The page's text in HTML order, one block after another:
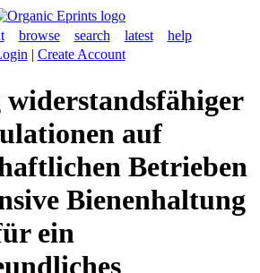
browse search latest
help
| Create Account
auf
Betrieben
Bienenhaltung
ein